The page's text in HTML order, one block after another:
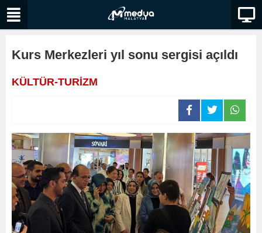
Kurs Merkezleri yıl sonu sergisi açıldı
KÜLTÜR-TURİZM